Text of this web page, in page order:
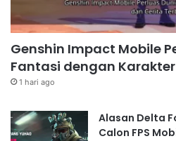
Genshin Impact Mobile
Fantasi dengan
1 hari ago
Alasan Delta
Calon FPS